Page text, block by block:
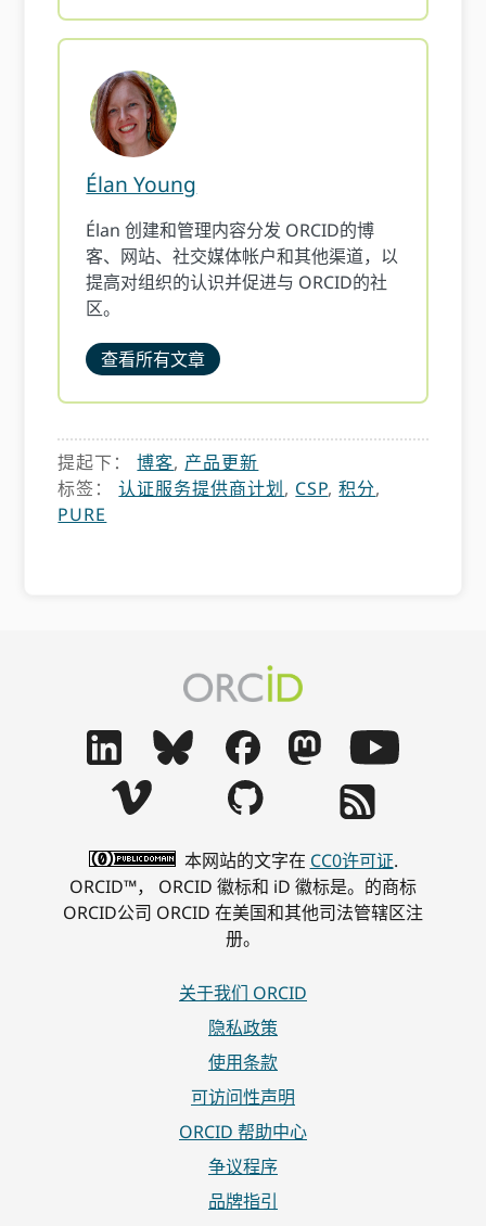
Élan Young
Élan 创建和管理内容分发 ORCID的博
客、网站、社交媒体帐户和其他渠道，以
提高对组织的认识并促进与 ORCID的社
区。
查看所有文章
提起下：博客,产品更新
标签：认证服务提供商计划, CSP,积分,
PURE
本网站的文字在 CC0许可证.
ORCID™， ORCID 徽标和 iD 徽标是。的商标
ORCID公司 ORCID 在美国和其他司法管辖区注
册。
关于我们 ORCID
隐私政策
使用条款
可访问性声明
ORCID 帮助中心
争议程序
品牌指引